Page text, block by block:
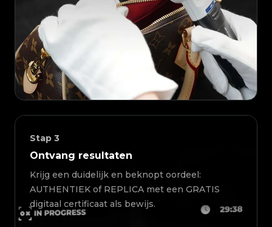
Stap 3
Ontvang resultaten
Krijg een duidelijk en beknopt oordeel:
AUTHENTIEK of REPLICA met een GRATIS
digitaal certificaat als bewijs.